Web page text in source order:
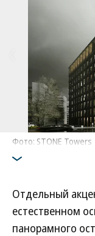
Фото: STONE Towers
Отдельный
естественном
панорамного